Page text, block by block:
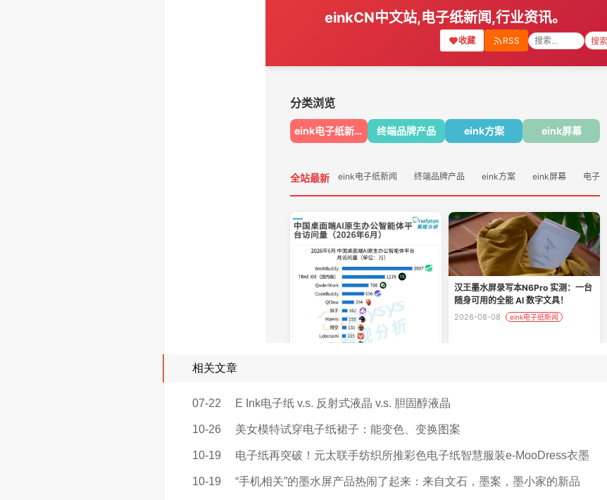
相关文章
07-22 E Ink电子纸 v.s. 反射式液晶 v.s. 胆固醇液晶
10-26 美女模特试穿电子纸裙子：能变色、变换图案
10-19 电子纸再突破！元太联手纺织所推彩色电子纸智慧服装e-MooDress衣墨
10-19 “手机相关”的墨水屏产品热闹了起来：来自文石，墨案，墨小家的新品